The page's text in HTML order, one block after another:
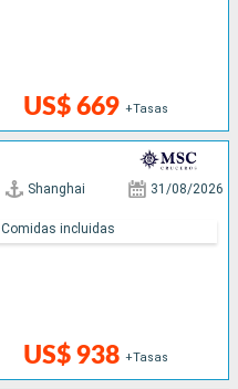
US$ 669 +Tasas
Shanghai 31/08/2026
US$ 938 +Tasas
Comidas incluidas